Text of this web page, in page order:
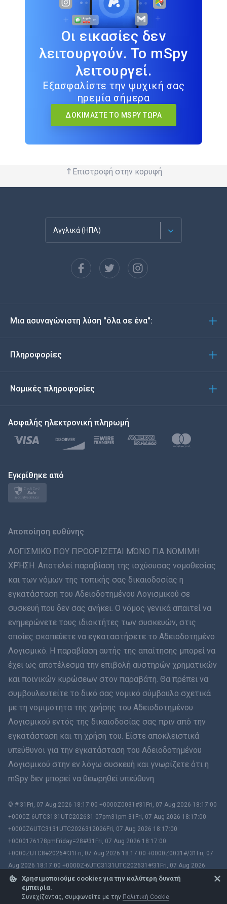
Οι εικασίες δεν
λειτουργούν. Το mSpy
λειτουργεί.
Εξασφαλίστε την ψυχική σας
ηρεμία σήμερα
ΔΟΚΙΜΆΣΤΕ ΤΟ MSPY ΤΏΡΑ
Επιστροφή στην κορυφή
Χρησιμοποιούμε cookies για την καλύτερη δυνατή
εμπειρία.
Συνεχίζοντας, συμφωνείτε με την Πολιτική Cookie.
Αγγλικά (ΗΠΑ)
Español
Deutsch
Italiano
Türkçe
Polski
日本
ภาษาไทย
Dansk
हिंदी
עברית
Română
Ελληνικά
Tiếng Việt
繁體中文
Μπαχάσα Μελάγιου
Čeština
Magyar
Μια ασυναγώνιστη λύση "όλα σε ένα":
Πληροφορίες
Νομικές πληροφορίες
Ασφαλής ηλεκτρονική πληρωμή
Εγκρίθηκε από
Αποποίηση ευθύνης
ΛΟΓΙΣΜΙΚΌ ΠΟΥ ΠΡΟΟΡΊΖΕΤΑΙ ΜΌΝΟ ΓΙΑ ΝΌΜΙΜΗ
ΧΡΉΣΗ. Αποτελεί παραβίαση της ισχύουσας νομοθεσίας
και των νόμων της τοπικής σας δικαιοδοσίας η
εγκατάσταση του Αδειοδοτημένου Λογισμικού σε
συσκευή που δεν σας ανήκει. Ο νόμος γενικά απαιτεί να
ενημερώνετε τους ιδιοκτήτες των συσκευών, στις
οποίες σκοπεύετε να εγκαταστήσετε το Αδειοδοτημένο
Λογισμικό. Η παραβίαση αυτής της απαίτησης μπορεί να
έχει ως αποτέλεσμα την επιβολή αυστηρών χρηματικών
και ποινικών κυρώσεων στον παραβάτη. Θα πρέπει να
συμβουλευτείτε το δικό σας νομικό σύμβουλο σχετικά
με τη νομιμότητα της χρήσης του Αδειοδοτημένου
Λογισμικού εντός της δικαιοδοσίας σας πριν από την
εγκατάσταση και τη χρήση του. Είστε αποκλειστικά
υπεύθυνοι για την εγκατάσταση του Αδειοδοτημένου
Λογισμικού στην εν λόγω συσκευή και γνωρίζετε ότι η
mSpy δεν μπορεί να θεωρηθεί υπεύθυνη.
© #!31Fri, 07 Aug 2026 18:17:00 +0000Z0031#31Fri, 07 Aug 2026 18:17:00
+0000Z-6UTC3131UTC202631 07pm31pm-31Fri, 07 Aug 2026 18:17:00
+0000Z6UTC3131UTC2026312026Fri, 07 Aug 2026 18:17:00
+0000176178pmFriday=28#!31Fri, 07 Aug 2026 18:17:00
+0000ZUTC8#2026#!31Fri, 07 Aug 2026 18:17:00 +0000Z0031#/31Fri, 07
Aug 2026 18:17:00 +0000Z-6UTC3131UTC202631#!31Fri, 07 Aug 2026
18:17:00 +0000ZUTC8# mSpy. All trademarks are the property of their
respective owners.